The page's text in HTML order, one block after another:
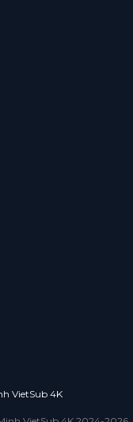
VietSub 4K